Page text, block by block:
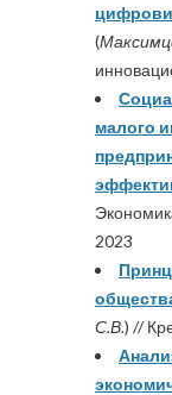
(
малого
2023
С.В.) //